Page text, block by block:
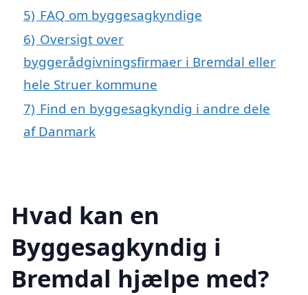
5) FAQ om byggesagkyndige
6) Oversigt over
byggerådgivningsfirmaer i Bremdal eller
hele Struer kommune
7) Find en byggesagkyndig i andre dele
af Danmark
Hvad kan en
Byggesagkyndig i
Bremdal hjælpe med?